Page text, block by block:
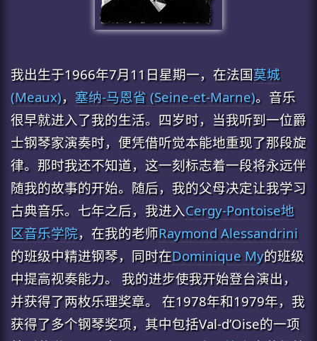
我出生于1966年7月11日星期一，在法国莫城
(Meaux)， 塞纳-马恩省 (Seine-et-Marne)。音乐
很早就进入了我的生活。四岁时，当我听到一位爵
士钢琴家演奏时，便凭借听觉本能地重现了那段旋
律。那时我还不知道，这一刻标志着一段将永远伴
随我的故事的开始。随后，我的父母决定让我学习
古典音乐。七年之后，我进入Cergy-Pontoise地
区音乐学院，在我的老师Raymond Alessandrini
的班级中精进钢琴，同时在Dominique My的班级
中提高视奏能力。 我的进步使我开始登台演出，
并获得了两枚乐理奖章。 在1978年和1979年，我
获得了多个钢琴奖项，其中包括Val-d’Oise的一项